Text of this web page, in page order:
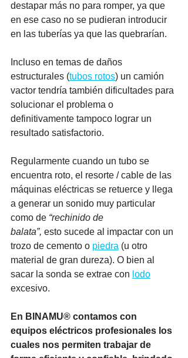
destapar más no para romper, ya que
en ese caso no se pudieran introducir
en las tuberías ya que las quebrarían.
Incluso en temas de daños
estructurales (tubos rotos) un camión
vactor tendría también dificultades para
solucionar el problema o
definitivamente tampoco lograr un
resultado satisfactorio.
Regularmente cuando un tubo se
encuentra roto, el resorte / cable de las
máquinas eléctricas se retuerce y llega
a generar un sonido muy particular
como de “rechinido de
balata”, esto sucede al impactar con un
trozo de cemento o piedra (u otro
material de gran dureza). O bien al
sacar la sonda se extrae con lodo
excesivo.
En BINAMU® contamos con
equipos eléctricos profesionales los
cuales nos permiten trabajar de